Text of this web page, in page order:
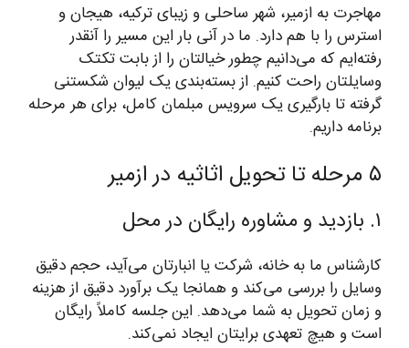
مهاجرت به ازمیر، شهر ساحلی و زیبای ترکیه، هیجان و
استرس را با هم دارد. ما در آنی بار این مسیر را آنقدر
رفته‌ایم که می‌دانیم چطور خیالتان را از بابت تکتک
وسایلتان راحت کنیم. از بسته‌بندی یک لیوان شکستنی
گرفته تا بارگیری یک سرویس مبلمان کامل، برای هر مرحله
برنامه داریم.
۵ مرحله تا تحویل اثاثیه در ازمیر
۱. بازدید و مشاوره رایگان در محل
کارشناس ما به خانه، شرکت یا انبارتان می‌آید، حجم دقیق
وسایل را بررسی می‌کند و همانجا یک برآورد دقیق از هزینه
و زمان تحویل به شما می‌دهد. این جلسه کاملاً رایگان
است و هیچ تعهدی برایتان ایجاد نمی‌کند.